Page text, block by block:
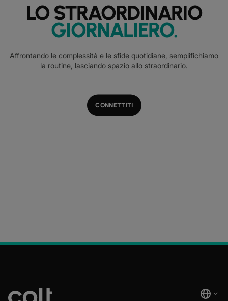
LO STRAORDINARIO
GIORNALIERO.
Affrontando le complessità e le sfide quotidiane, semplifichiamo
la routine, lasciando spazio allo straordinario.
CONNETTITI